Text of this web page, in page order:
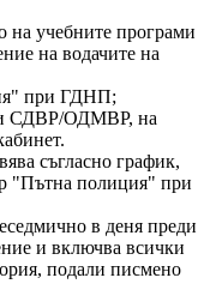
на учебните програми
на водачите на
при ГДНП;
СДВР/ОДМВР, на
съгласно график,
"Пътна полиция" при
в деня преди
и включва всички
подали писмено